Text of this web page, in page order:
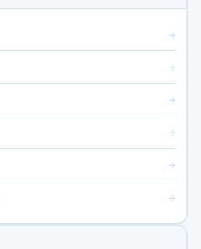
→
→
→
→
→
→